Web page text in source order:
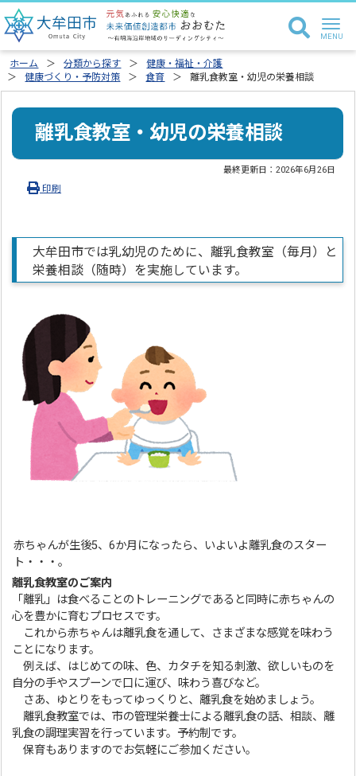
ホーム 分類から探す
健康・福祉・介護
健康づくり・予防対策
食育 離乳食教室・幼児の栄養相談
離乳食教室・幼児の栄養相談
最終更新日：2026年6月26日
印刷
大牟田市では乳幼児のために、離乳食教室（毎月）と
栄養相談（随時）を実施しています。
赤ちゃんが生後5、6か月になったら、いよいよ離乳食のスター
ト・・・。
離乳食教室のご案内
「離乳」は食べることのトレーニングであると同時に赤ちゃんの
心を豊かに育むプロセスです。
これから赤ちゃんは離乳食を通して、さまざまな感覚を味わう
ことになります。
例えば、はじめての味、色、カタチを知る刺激、欲しいものを
自分の手やスプーンで口に運び、味わう喜びなど。
さあ、ゆとりをもってゆっくりと、離乳食を始めましょう。
離乳食教室では、市の管理栄養士による離乳食の話、相談、離
乳食の調理実習を行っています。予約制です。
保育もありますのでお気軽にご参加ください。